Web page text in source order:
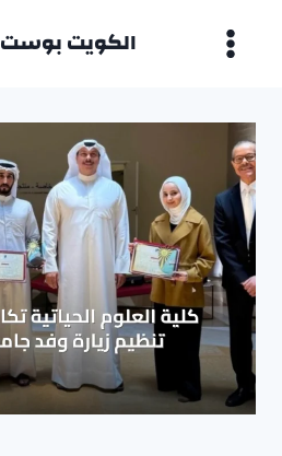
الكويت بوست